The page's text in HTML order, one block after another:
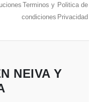
Terminos y
condiciones
Politica de
Privacidad
NEIVA Y